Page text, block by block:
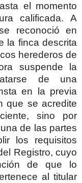
el momento
calificada. A
reconoció en
la finca descrita
herederos de
suspende la
de una
en la previa
que se acredite
sino por
de las partes
los requisitos
Registro, cuyo
de que lo
al titular